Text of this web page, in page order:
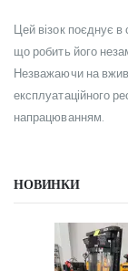
Цей візок поєднує в
що робить його
Незважаючи на
експлуатаційного
напрацюванням.
НОВИНКИ